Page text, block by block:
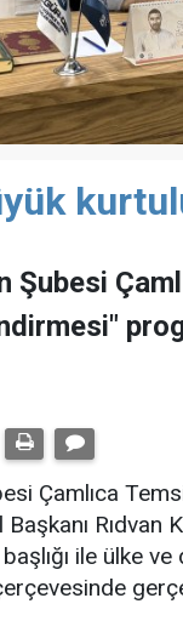
Şubesi
Çamlıca
Rıdvan
ile ülke